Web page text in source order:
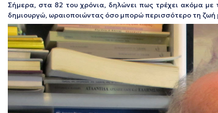
Σήμερα, στα 82 του χρόνια, δηλώνει πως τρέχει ακόμα με
δημιουργώ, ωραιοποιώντας όσο μπορώ περισσότερο τη ζωή